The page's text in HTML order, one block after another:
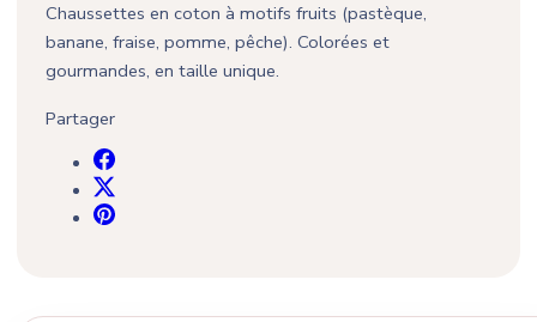
Chaussettes en coton à motifs fruits (pastèque,
banane, fraise, pomme, pêche). Colorées et
gourmandes, en taille unique.
Partager